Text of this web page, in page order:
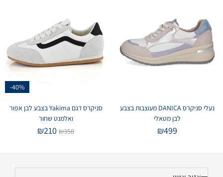
נעלי סניקרס DANICA מעוצבות בצבע
לבן מטאלי
₪499
-40%
סניקרס דגם Yakima בצבע לבן אפור
ואלמנט שחור
₪350
₪210